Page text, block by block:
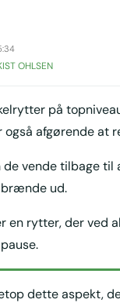
OHLSEN
på
også afgørende at
de vende tilbage
ud.
en rytter, der ved
dette aspekt,